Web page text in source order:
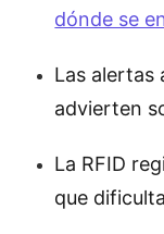
dónde se
Las alertas
advierten
La RFID
que